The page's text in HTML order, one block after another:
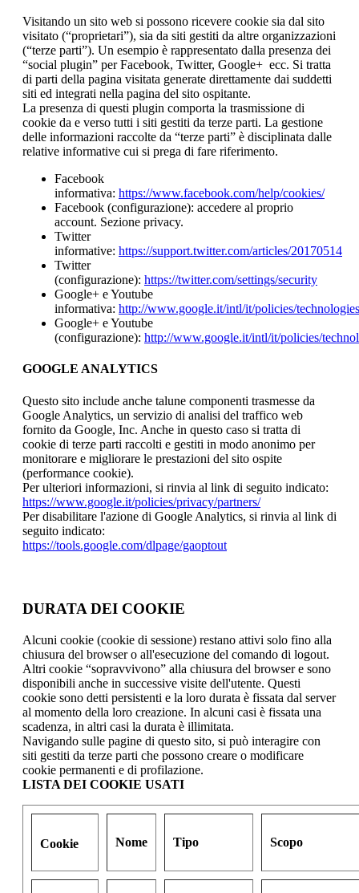
Visitando un sito web si possono ricevere cookie sia dal sito
visitato (“proprietari”), sia da siti gestiti da altre organizzazioni
(“terze parti”). Un esempio è rappresentato dalla presenza dei
“social plugin” per Facebook, Twitter, Google+ ecc. Si tratta
di parti della pagina visitata generate direttamente dai suddetti
siti ed integrati nella pagina del sito ospitante.
La presenza di questi plugin comporta la trasmissione di
cookie da e verso tutti i siti gestiti da terze parti. La gestione
delle informazioni raccolte da “terze parti” è disciplinata dalle
relative informative cui si prega di fare riferimento.
Facebook
informativa: https://www.facebook.com/help/cookies/
Facebook (configurazione): accedere al proprio
account. Sezione privacy.
Twitter
informative: https://support.twitter.com/articles/20170514
Twitter
(configurazione): https://twitter.com/settings/security
Google+ e Youtube
informativa: http://www.google.it/intl/it/policies/
Google+ e Youtube
(configurazione): http://www.google.it/intl/it/policies/
GOOGLE ANALYTICS
Questo sito include anche talune componenti trasmesse da
Google Analytics, un servizio di analisi del traffico web
fornito da Google, Inc. Anche in questo caso si tratta di
cookie di terze parti raccolti e gestiti in modo anonimo per
monitorare e migliorare le prestazioni del sito ospite
(performance cookie).
Per ulteriori informazioni, si rinvia al link di seguito indicato:
https://www.google.it/policies/privacy/partners/
Per disabilitare l'azione di Google Analytics, si rinvia al link di
seguito indicato:
https://tools.google.com/dlpage/gaoptout
DURATA DEI COOKIE
Alcuni cookie (cookie di sessione) restano attivi solo fino alla
chiusura del browser o all'esecuzione del comando di logout.
Altri cookie “sopravvivono” alla chiusura del browser e sono
disponibili anche in successive visite dell'utente. Questi
cookie sono detti persistenti e la loro durata è fissata dal server
al momento della loro creazione. In alcuni casi è fissata una
scadenza, in altri casi la durata è illimitata.
Navigando sulle pagine di questo sito, si può interagire con
siti gestiti da terze parti che possono creare o modificare
cookie permanenti e di profilazione.
LISTA DEI COOKIE USATI
Cookie Nome Tipo Scopo